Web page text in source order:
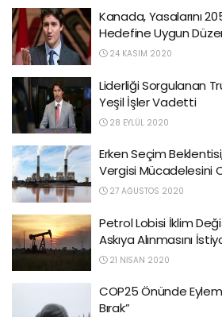
Kanada, Yasalarını
Hedefine Uygun
24 KASIM 2020
Liderliği Sorgulanan
Yeşil İşler Vadetti
28 EYLÜL 2020
Erken Seçim
Vergisi Mücadelesini
27 AĞUSTOS 2020
Petrol Lobisi İklim
Askıya Alınmasını
21 NISAN 2020
COP25 Önünde
Bırak”